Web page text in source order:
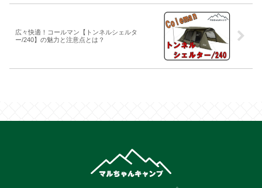
広々快適！コールマン【トンネルシェルタ
ー/240】の魅力と注意点とは？